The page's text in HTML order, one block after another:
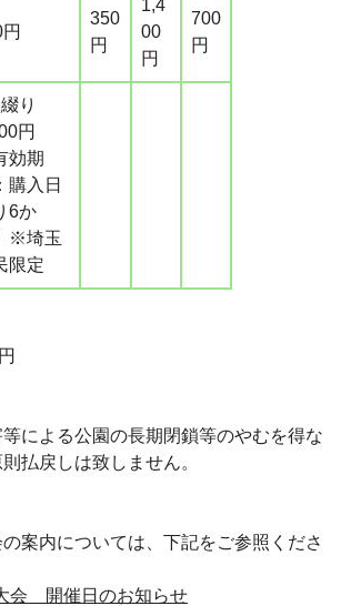
350
円
1,4
00
円
700
円
り
円
効期
購入日
6か
※埼玉
限定
による公園の長期閉鎖等のやむを得な
払戻しは致しません。
案内については、下記をご参照くださ
会 開催日のお知らせ